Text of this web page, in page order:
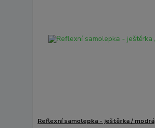
Reflexní samolepka - ještěrka / modrá